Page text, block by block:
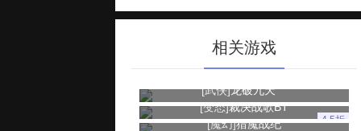
相关游戏
[武侠]龙破九天
[变态]裁决战歌BT
4.5折
[魔幻]猎魔战纪